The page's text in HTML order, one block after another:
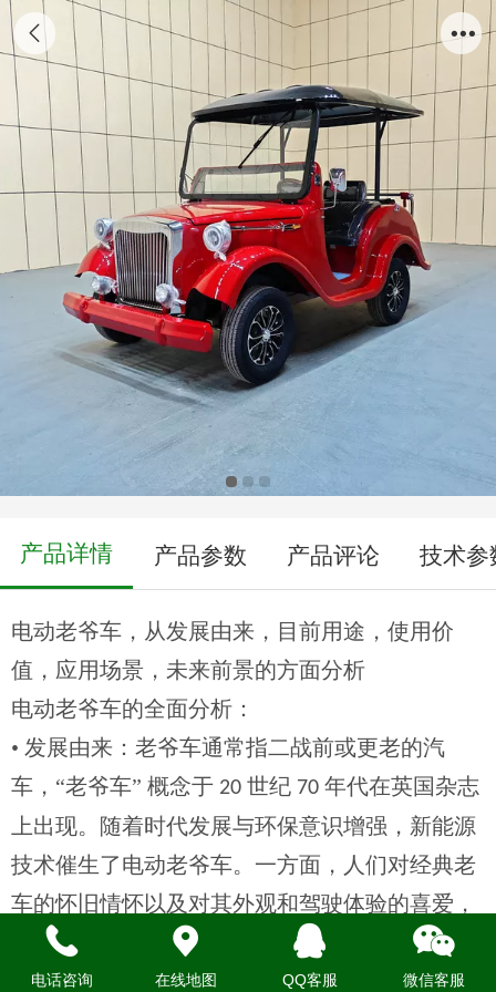
4座电动老爷车CAR-LY04BZ2+2
产品详情 产品参数 产品评论 技术参
电动老爷车，从发展由来，目前用途，使用价
值，应用场景，未来前景的方面分析
电动老爷车的全面分析：
• 发展由来：老爷车通常指二战前或更老的汽
车，“老爷车” 概念于 20 世纪 70 年代在英国杂志
上出现。随着时代发展与环保意识增强，新能源
技术催生了电动老爷车。一方面，人们对经典老
车的怀旧情怀以及对其外观和驾驶体验的喜爱，
促使爱好者将目光投向老爷车的电动化改装。另
一方面，面对气候变化，使用更清洁的能源成为
电话咨询 在线地图 QQ客服 微信客服